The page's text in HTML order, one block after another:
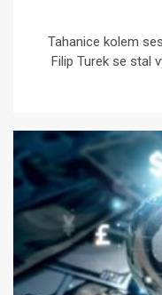
Tahanice kolem
Filip Turek se stal